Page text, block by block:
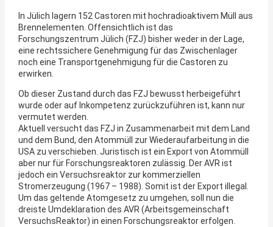
In Jülich lagern 152 Castoren mit hochradioaktivem Müll aus
Brennelementen. Offensichtlich ist das
Forschungszentrum Jülich (FZJ) bisher weder in der Lage,
eine rechtssichere Genehmigung für das Zwischenlager
noch eine Transportgenehmigung für die Castoren zu
erwirken.
Ob dieser Zustand durch das FZJ bewusst herbeigeführt
wurde oder auf Inkompetenz zurückzuführen ist, kann nur
vermutet werden.
Aktuell versucht das FZJ in Zusammenarbeit mit dem Land
und dem Bund, den Atommüll zur Wiederaufarbeitung in die
USA zu verschieben. Juristisch ist ein Export von Atommüll
aber nur für Forschungsreaktoren zulässig. Der AVR ist
jedoch ein Versuchsreaktor zur kommerziellen
Stromerzeugung (1967 – 1988). Somit ist der Export illegal.
Um das geltende Atomgesetz zu umgehen, soll nun die
dreiste Umdeklaration des AVR (Arbeitsgemeinschaft
VersuchsReaktor) in einen Forschungsreaktor erfolgen.